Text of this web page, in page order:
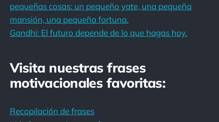
pequeñas cosas: un pequeño yate, una pequeña
mansión, una pequeña fortuna.
Gandhi: El futuro depende de lo que hagas hoy.
Visita nuestras frases
motivacionales favoritas:
Recopilación de frases